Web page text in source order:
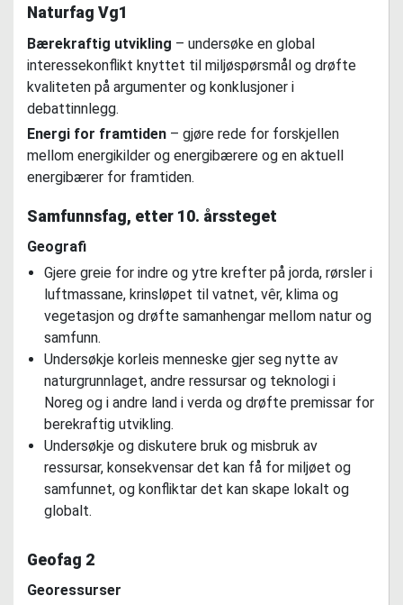
Naturfag Vg1
Bærekraftig utvikling – undersøke en global
interessekonflikt knyttet til miljøspørsmål og drøfte
kvaliteten på argumenter og konklusjoner i
debattinnlegg.
Energi for framtiden – gjøre rede for forskjellen
mellom energikilder og energibærere og en aktuell
energibærer for framtiden.
Samfunnsfag, etter 10. årssteget
Geografi
Gjere greie for indre og ytre krefter på jorda, rørsler i
luftmassane, krinsløpet til vatnet, vêr, klima og
vegetasjon og drøfte samanhengar mellom natur og
samfunn.
Undersøkje korleis menneske gjer seg nytte av
naturgrunnlaget, andre ressursar og teknologi i
Noreg og i andre land i verda og drøfte premissar for
berekraftig utvikling.
Undersøkje og diskutere bruk og misbruk av
ressursar, konsekvensar det kan få for miljøet og
samfunnet, og konfliktar det kan skape lokalt og
globalt.
Geofag 2
Georessurser